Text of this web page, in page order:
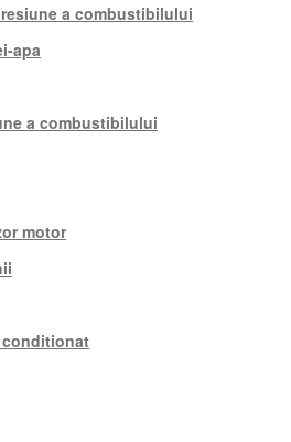
a combustibilului
apa
a combustibilului
motor
conditionat